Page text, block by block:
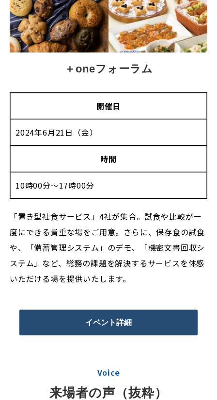
＋oneフォーラム
開催日
2024年6月21日（金）
時間
10時00分〜17時00分
「置き型社食サービス」4社が集合。試食や比較が一
度にできる貴重な場をご用意。さらに、保存食の試食
や、「備蓄管理システム」のデモ、「機密文書回収シ
ステム」など、総務の課題を解決するサービスを体感
いただける場を提供いたします。
イベント詳細
Voice
来場者の声（抜粋）